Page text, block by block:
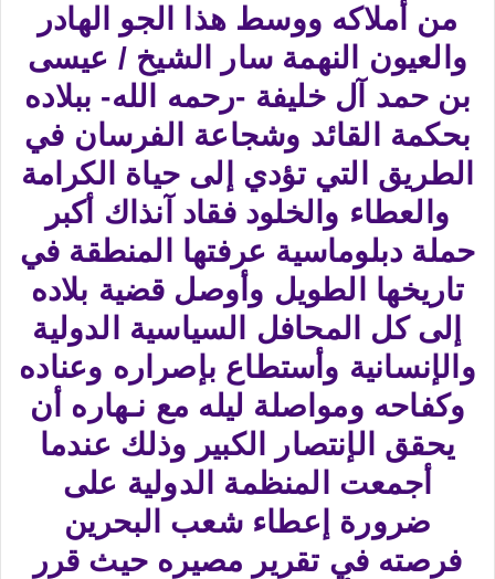
من أملاكه ووسط هذا الجو الهادر
والعيون النهمة سار الشيخ / عيسى
بن حمد آل خليفة -رحمه الله- ببلاده
بحكمة القائد وشجاعة الفرسان في
الطريق التي تؤدي إلى حياة الكرامة
والعطاء والخلود فقاد آنذاك أكبر
حملة دبلوماسية عرفتها المنطقة في
تاريخها الطويل وأوصل قضية بلاده
إلى كل المحافل السياسية الدولية
والإنسانية وأستطاع بإصراره وعناده
وكفاحه ومواصلة ليله مع نـهاره أن
يحقق الإنتصار الكبير وذلك عندما
أجمعت المنظمة الدولية على
ضرورة إعطاء شعب البحرين
فرصته في تقرير مصيره حيث قرر